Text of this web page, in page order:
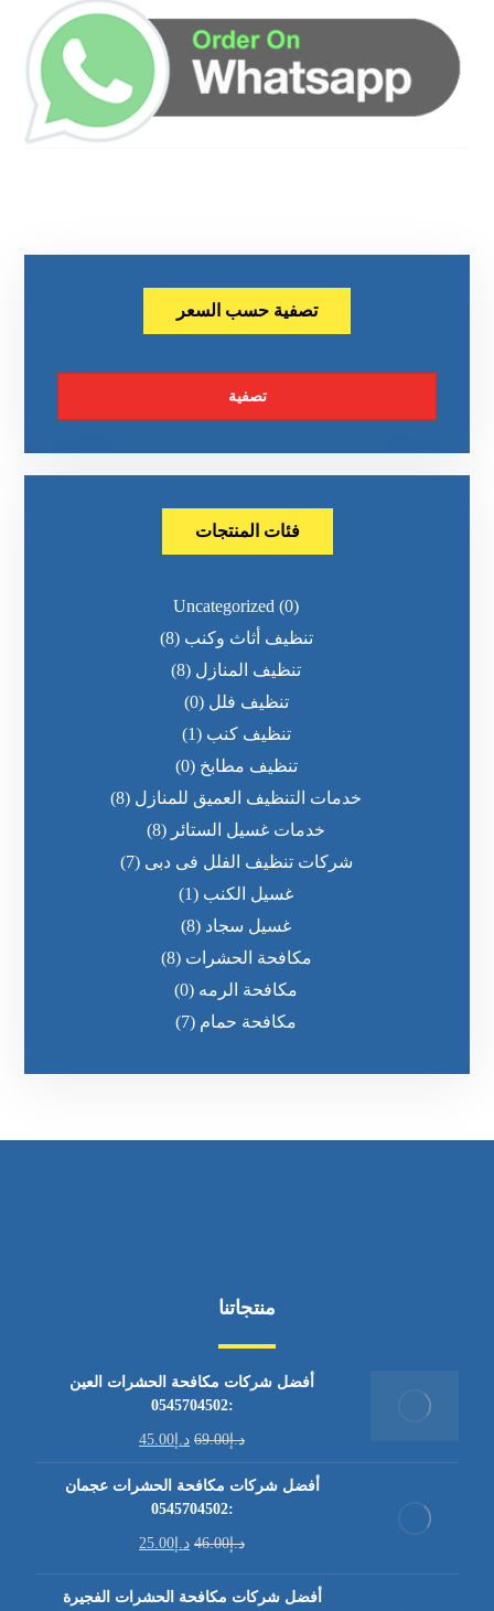
تصفية حسب السعر
تصفية
فئات المنتجات
Uncategorized (0)
تنظيف أثاث وكنب (8)
تنظيف المنازل (8)
تنظيف فلل (0)
تنظيف كنب (1)
تنظيف مطابخ (0)
خدمات التنظيف العميق للمنازل (8)
خدمات غسيل الستائر (8)
شركات تنظيف الفلل فى دبى (7)
غسيل الكنب (1)
غسيل سجاد (8)
مكافحة الحشرات (8)
مكافحة الرمه (0)
مكافحة حمام (7)
منتجاتنا
أفضل شركات مكافحة الحشرات العين
:0545704502
د.إ69.00 د.إ 45.00
أفضل شركات مكافحة الحشرات عجمان
:0545704502
د.إ46.00 د.إ 25.00
أفضل شركات مكافحة الحشرات الفجيرة